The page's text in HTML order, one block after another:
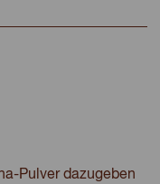
Pulver dazugeben